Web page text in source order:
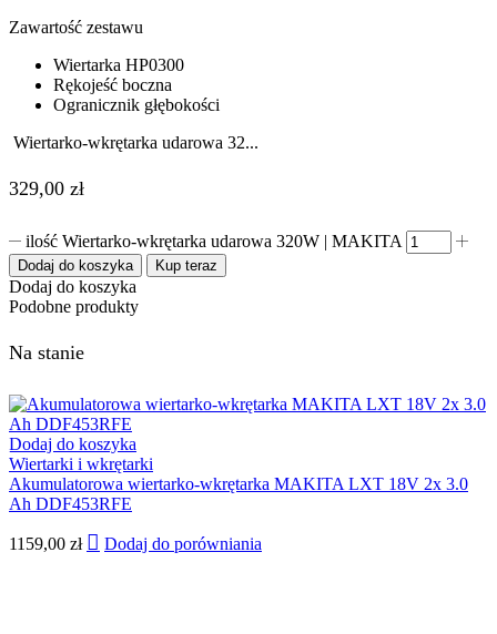
Zawartość zestawu
Wiertarka HP0300
Rękojeść boczna
Ogranicznik głębokości
Wiertarko-wkrętarka udarowa 32...
329,00 zł
ilość Wiertarko-wkrętarka udarowa 320W | MAKITA
Dodaj do koszyka Kup teraz
Dodaj do koszyka
Podobne produkty
Na stanie
Dodaj do koszyka
Wiertarki i wkrętarki
Akumulatorowa wiertarko-wkrętarka MAKITA LXT 18V 2x 3.0
Ah DDF453RFE
1159,00 zł Dodaj do porówniania